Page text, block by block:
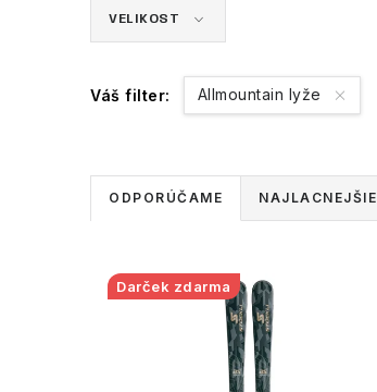
VELIKOST
Váš filter: Allmountain lyže
R
d
ODPORÚČAME NAJLACNEJŠIE
V Darček zdarma